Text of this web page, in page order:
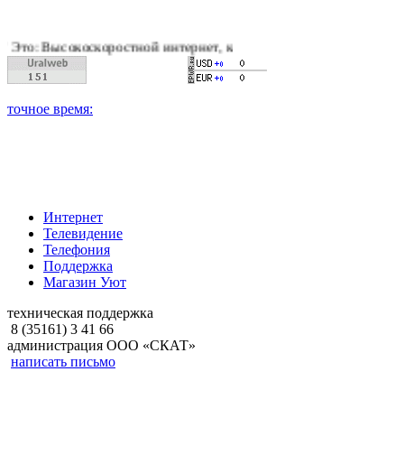
интернет, качественное цифровое и кабельное
Интернет
Телевидение
Телефония
Поддержка
Магазин Уют
техническая поддержка
8 (35161) 3 41 66
администрация ООО «СКАТ»
написать письмо